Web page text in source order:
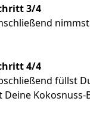
3/4
4/4
füllst
Deine Kokosnuss-